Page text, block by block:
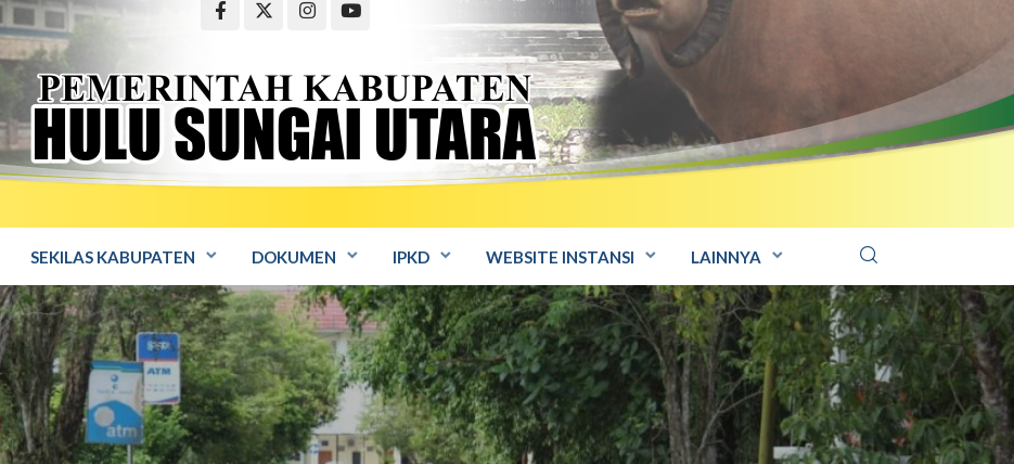
SEKILAS KABUPATEN DOKUMEN IPKD WEBSITE INSTANSI LAINNYA